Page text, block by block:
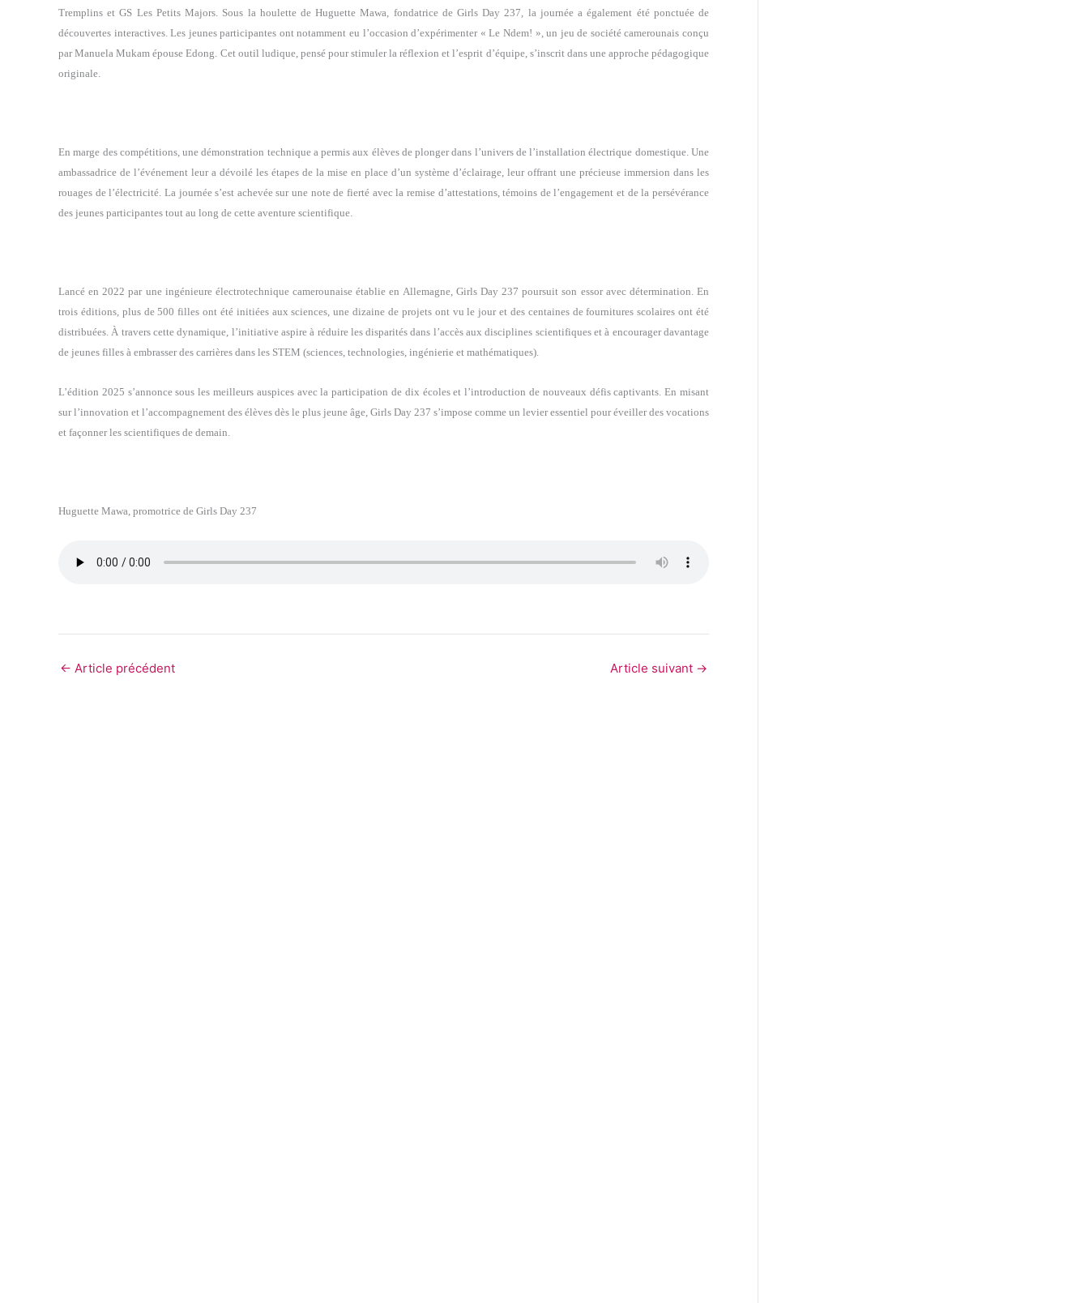
Tremplins et GS Les Petits Majors. Sous la houlette de Huguette Mawa, fondatrice de Girls Day 237, la journée a également été ponctuée de
découvertes interactives. Les jeunes participantes ont notamment eu l’occasion d’expérimenter « Le Ndem! », un jeu de société camerounais conçu
par Manuela Mukam épouse Edong. Cet outil ludique, pensé pour stimuler la réflexion et l’esprit d’équipe, s’inscrit dans une approche pédagogique
originale.
En marge des compétitions, une démonstration technique a permis aux élèves de plonger dans l’univers de l’installation électrique domestique. Une
ambassadrice de l’événement leur a dévoilé les étapes de la mise en place d’un système d’éclairage, leur offrant une précieuse immersion dans les
rouages de l’électricité. La journée s’est achevée sur une note de fierté avec la remise d’attestations, témoins de l’engagement et de la persévérance
des jeunes participantes tout au long de cette aventure scientifique.
Lancé en 2022 par une ingénieure électrotechnique camerounaise établie en Allemagne, Girls Day 237 poursuit son essor avec détermination. En
trois éditions, plus de 500 filles ont été initiées aux sciences, une dizaine de projets ont vu le jour et des centaines de fournitures scolaires ont été
distribuées. À travers cette dynamique, l’initiative aspire à réduire les disparités dans l’accès aux disciplines scientifiques et à encourager davantage
de jeunes filles à embrasser des carrières dans les STEM (sciences, technologies, ingénierie et mathématiques).
L’édition 2025 s’annonce sous les meilleurs auspices avec la participation de dix écoles et l’introduction de nouveaux défis captivants. En misant
sur l’innovation et l’accompagnement des élèves dès le plus jeune âge, Girls Day 237 s’impose comme un levier essentiel pour éveiller des vocations
et façonner les scientifiques de demain.
Huguette Mawa, promotrice de Girls Day 237
← Article précédent Article suivant →